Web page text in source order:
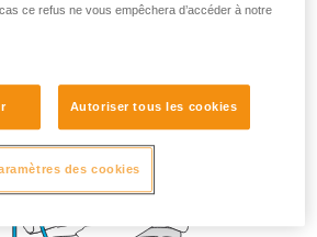
ce refus ne vous empêchera d’accéder à notre
Autoriser tous les cookies
des cookies